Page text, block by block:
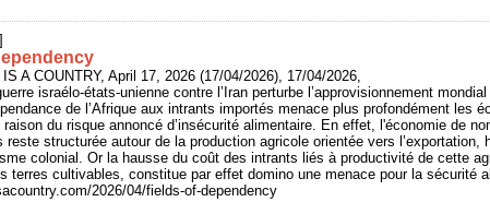
A COUNTRY, April 17, 2026 (17/04/2026), 17/04/2026,
israélo-états-unienne contre l’Iran perturbe l’approvisionnement mondial
de l’Afrique aux intrants importés menace plus profondément les
du risque annoncé d’insécurité alimentaire. En effet, l'économie de
reste structurée autour de la production agricole orientée vers l’exportation,
colonial. Or la hausse du coût des intrants liés à productivité de cette
terres cultivables, constitue par effet domino une menace pour la sécurité
2026/04/fields-of-dependency